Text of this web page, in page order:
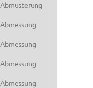
Abmusterung
Abmessung
Abmessung
Abmessung
Abmessung